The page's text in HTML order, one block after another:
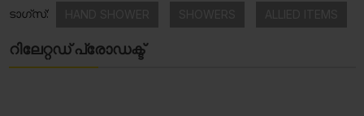
ടാഗ്സ്:
റിലേറ്റഡ് പ്രോഡക്ട്